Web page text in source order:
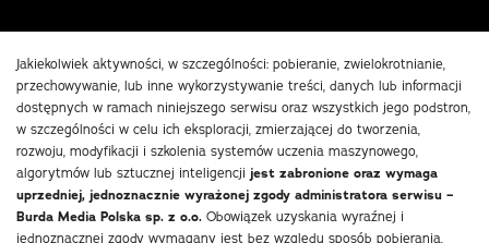
Jakiekolwiek aktywności, w szczególności: pobieranie, zwielokrotnianie,
przechowywanie, lub inne wykorzystywanie treści, danych lub informacji
dostępnych w ramach niniejszego serwisu oraz wszystkich jego podstron,
w szczególności w celu ich eksploracji, zmierzającej do tworzenia,
rozwoju, modyfikacji i szkolenia systemów uczenia maszynowego,
algorytmów lub sztucznej inteligencji jest zabronione oraz wymaga
uprzedniej, jednoznacznie wyrażonej zgody administratora serwisu –
Burda Media Polska sp. z o.o. Obowiązek uzyskania wyraźnej i
jednoznacznej zgody wymagany jest bez względu sposób pobierania,